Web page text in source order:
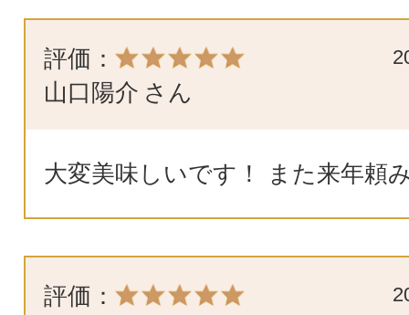
評価：
山口陽介 さん
大変美味しいです！ また来年頼
評価：